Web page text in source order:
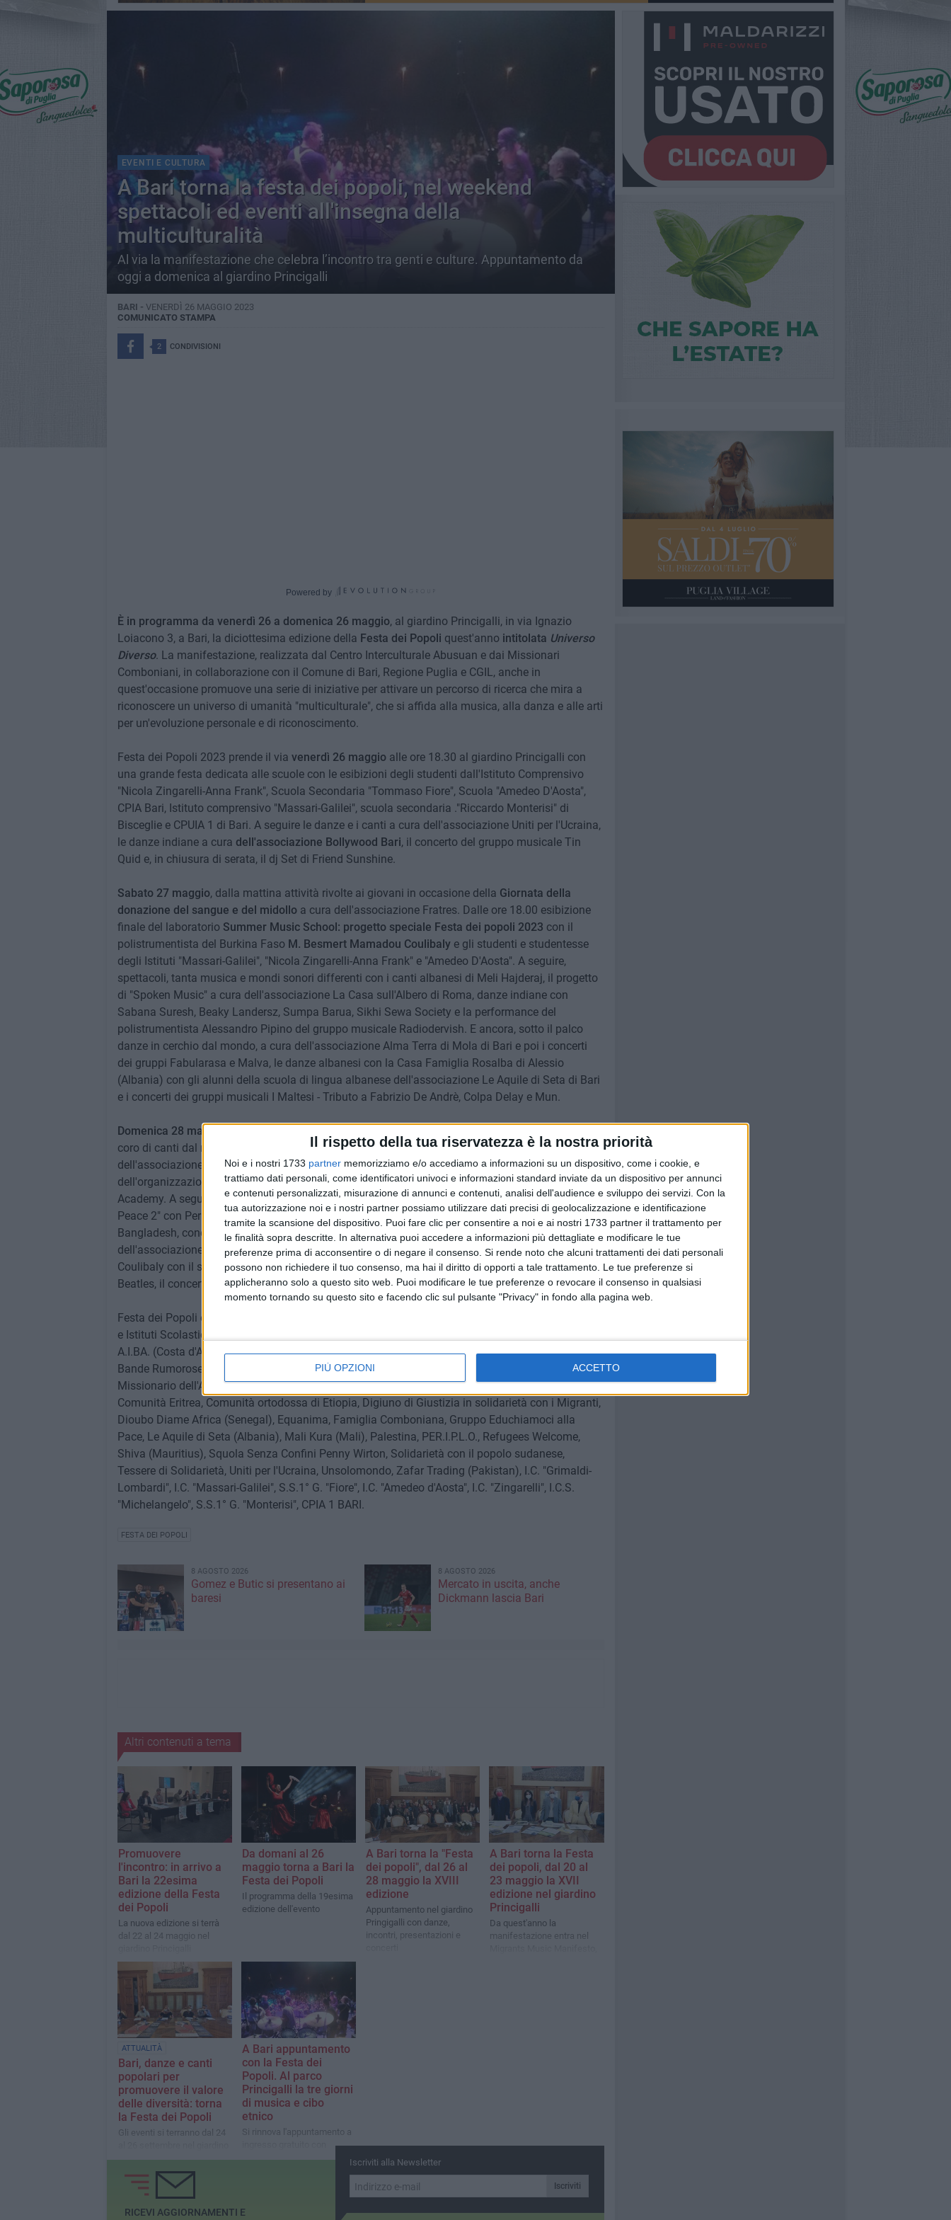
Il rispetto della tua riservatezza è la nostra priorità
Noi e i nostri 1733 partner memorizziamo e/o accediamo a informazioni su un dispositivo, come i cookie, e
trattiamo dati personali, come identificatori univoci e informazioni standard inviate da un dispositivo per annunci
e contenuti personalizzati, misurazione di annunci e contenuti, analisi dell'audience e sviluppo dei servizi. Con la
tua autorizzazione noi e i nostri partner possiamo utilizzare dati precisi di geolocalizzazione e identificazione
tramite la scansione del dispositivo. Puoi fare clic per consentire a noi e ai nostri 1733 partner il trattamento per
le finalità sopra descritte. In alternativa puoi accedere a informazioni più dettagliate e modificare le tue
preferenze prima di acconsentire o di negare il consenso. Si rende noto che alcuni trattamenti dei dati personali
possono non richiedere il tuo consenso, ma hai il diritto di opporti a tale trattamento. Le tue preferenze si
applicheranno solo a questo sito web. Puoi modificare le tue preferenze o revocare il consenso in qualsiasi
momento tornando su questo sito e facendo clic sul pulsante "Privacy" in fondo alla pagina web.
PIÙ OPZIONI ACCETTO
EVENTI E CULTURA
A Bari torna la festa dei popoli, nel weekend
spettacoli ed eventi all'insegna della
multiculturalità
Al via la manifestazione che celebra l’incontro tra genti e culture. Appuntamento da
oggi a domenica al giardino Princigalli
BARI - VENERDÌ 26 MAGGIO 2023
COMUNICATO STAMPA
2 CONDIVISIONI
Powered by
È in programma da venerdì 26 a domenica 26 maggio, al giardino Princigalli, in via Ignazio
Loiacono 3, a Bari, la diciottesima edizione della Festa dei Popoli quest'anno intitolata Universo
Diverso. La manifestazione, realizzata dal Centro Interculturale Abusuan e dai Missionari
Comboniani, in collaborazione con il Comune di Bari, Regione Puglia e CGIL, anche in
quest'occasione promuove una serie di iniziative per attivare un percorso di ricerca che mira a
riconoscere un universo di umanità "multiculturale", che si affida alla musica, alla danza e alle arti
per un'evoluzione personale e di riconoscimento.
Festa dei Popoli 2023 prende il via venerdì 26 maggioalle ore 18.30 al giardino Princigalli con
una grande festa dedicata alle scuole con le esibizioni degli studenti dall'Istituto Comprensivo
"Nicola Zingarelli-Anna Frank", Scuola Secondaria "Tommaso Fiore", Scuola "Amedeo D'Aosta",
CPIA Bari, Istituto comprensivo "Massari-Galilei", scuola secondaria ."Riccardo Monterisi" di
Bisceglie e CPUIA 1 di Bari. A seguire le danze e i canti a cura dell'associazione Uniti per l'Ucraina,
le danze indiane a cura dell'associazione Bollywood Bari, il concerto del gruppo musicale Tin
Quid e, in chiusura di serata, il dj Set di Friend Sunshine.
Sabato 27 maggio, dalla mattina attività rivolte ai giovani in occasione della Giornata della
donazione del sangue e del midolloa cura dell'associazione Fratres. Dalle ore 18.00 esibizione
finale del laboratorio Summer Music School: progetto speciale Festa dei popoli 2023 con il
polistrumentista del Burkina Faso M. Besmert Mamadou Coulibalye gli studenti e studentesse
degli Istituti "Massari-Galilei", "Nicola Zingarelli-Anna Frank" e "Amedeo D'Aosta". A seguire,
spettacoli, tanta musica e mondi sonori differenti con i canti albanesi di Meli Hajderaj, il progetto
di "Spoken Music" a cura dell'associazione La Casa sull'Albero di Roma, danze indiane con
Sabana Suresh, Beaky Landersz, Sumpa Barua, Sikhi Sewa Society e la performance del
polistrumentista Alessandro Pipino del gruppo musicale Radiodervish. E ancora, sotto il palco
danze in cerchio dal mondo, a cura dell'associazione Alma Terra di Mola di Bari e poi i concerti
dei gruppi Fabularasa e Malva, le danze albanesi con la Casa Famiglia Rosalba di Alessio
(Albania) con gli alunni della scuola di lingua albanese dell'associazione Le Aquile di Seta di Bari
e i concerti dei gruppi musicali I Maltesi - Tributo a Fabrizio De Andrè, Colpa Delay e Mun.
Domenica 28 maggio
coro di canti dal mondo "In…canti di donne", danze in cerchio dai Balcani e dall'Anatolia a cura
dell'associazione ArtiDea cultura di Bari, l'esibizione "I Sikh e il loro turbante" a cura
dell'organizzazione Sikhi Sewa Society e le danze etniche ed orientali a cura di Samira Oriental
Academy. A seguire danze medio-orientali a cura dell'associazione Le Ali di Iside, "Songs for
Peace 2" con Perla e Mader, danze e canti del Bangladesh a cura dell'associazione Asso-
Bangladesh, concerto del gruppo musicale Ctrl+Z, danze in cerchio dall'Ucraina a cura
dell'associazione Uniti per l'Ucraina di Bari, oltre alle performance di M. Besmert Mamadou
Coulibaly con il sassofonista Roberto Ottaviano, il progetto John & Paul dedicato alle musiche dei
Beatles, il concerto dei Let's Funk! Under the Disco Sky e Dub Fever.
Festa dei Popoli è un'importante rete che comprende le seguenti associazioni, comunità straniere
e Istituti Scolastici: Abusuan, Agriculture, Alma Terra, Ania (Albania), Amnesty International,
A.I.BA. (Costa d'Avorio), APS Gianni Ballerio, Armeni Apulia (Armenia), ArtiDea cultura, Balasua,
Bande Rumorose, Bangladesh, Bollywood Bari, Brasile, Cama Lila, Casa Shalom, Centro
Missionario dell'Arcidiocesi Bari-Bitonto, CGIL, Circondario, Communitas, Comunità Baha'i,
Comunità Eritrea, Comunità ortodossa di Etiopia, Digiuno di Giustizia in solidarietà con i Migranti,
Dioubo Diame Africa (Senegal), Equanima, Famiglia Comboniana, Gruppo Educhiamoci alla
Pace, Le Aquile di Seta (Albania), Mali Kura (Mali), Palestina, PER.I.P.L.O., Refugees Welcome,
Shiva (Mauritius), Squola Senza Confini Penny Wirton, Solidarietà con il popolo sudanese,
Tessere di Solidarietà, Uniti per l'Ucraina, Unsolomondo, Zafar Trading (Pakistan), I.C. "Grimaldi-
Lombardi", I.C. "Massari-Galilei", S.S.1° G. "Fiore", I.C. "Amedeo d'Aosta", I.C. "Zingarelli", I.C.S.
"Michelangelo", S.S.1° G. "Monterisi", CPIA 1 BARI.
FESTA DEI POPOLI
8 AGOSTO 2026
Gomez e Butic si presentano ai
baresi
8 AGOSTO 2026
Mercato in uscita, anche
Dickmann lascia Bari
Altri contenuti a tema
Promuovere
l'incontro: in arrivo a
Bari la 22esima
edizione della Festa
dei Popoli
La nuova edizione si terrà
dal 22 al 24 maggio nel
Da domani al 26
maggio torna a Bari la
Festa dei Popoli
Il programma della 19esima
edizione dell'evento
A Bari torna la "Festa
dei popoli", dal 26 al
28 maggio la XVIII
edizione
Appuntamento nel giardino
Pringigalli con danze,
incontri, presentazioni e
A Bari torna la Festa
dei popoli, dal 20 al
23 maggio la XVII
edizione nel giardino
Princigalli
Da quest'anno la
manifestazione entra nel
ATTUALITÀ
Bari, danze e canti
popolari per
promuovere il valore
delle diversità: torna
la Festa dei Popoli
Gli eventi si terranno dal 24
Giacomo Princigalli
A Bari appuntamento
con la Festa dei
Popoli. Al parco
Princigalli la tre giorni
di musica e cibo
etnico
Si rinnova l'appuntamento a
l'atteso evento multietnico
Iscriviti alla Newsletter
Iscriviti
RICEVI AGGIORNAMENTI E